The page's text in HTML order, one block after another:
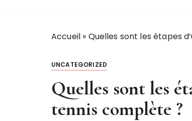
Accueil » Quelles sont les étapes
UNCATEGORIZED
Quelles sont les
tennis complète ?